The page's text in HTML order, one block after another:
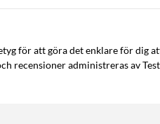
för att göra det enklare för dig
recensioner administreras av